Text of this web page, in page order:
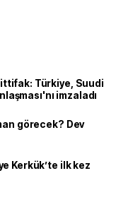
ittifak: Türkiye, Suudi
imzaladı
görecek? Dev
Kerkük’te ilk kez